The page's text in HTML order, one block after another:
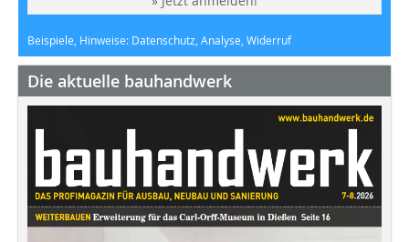
Beispiele, Hinweise: Datenschutz, Analyse, Widerruf
Die aktuelle bauhandwerk